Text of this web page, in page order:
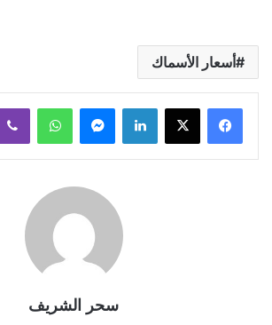
أسعار الأسماك
لينكدإن ماسنجر واتساب
سحر الشريف